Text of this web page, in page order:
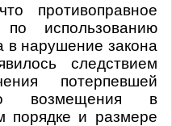
противоправное
по использованию
в нарушение закона
следствием
потерпевшей
возмещения в
порядке и размере